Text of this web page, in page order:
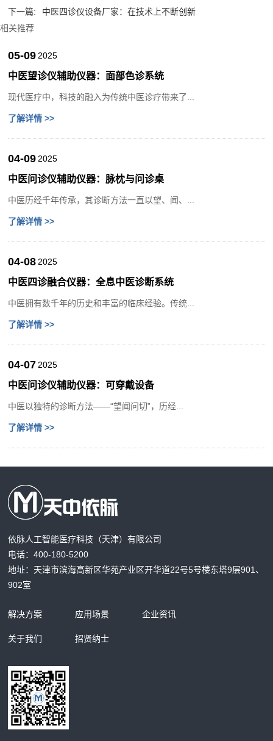
下一篇:
中医四诊仪设备厂家：在技术上不断创新
相关推荐
05-09 2025
中医望诊仪辅助仪器：面部色诊系统
现代医疗中，科技的融入为传统中医诊疗带来了...
了解详情 >>
04-09 2025
中医问诊仪辅助仪器：脉枕与问诊桌
中医历经千年传承，其诊断方法一直以望、闻、...
了解详情 >>
04-08 2025
中医四诊融合仪器：全息中医诊断系统
中医拥有数千年的历史和丰富的临床经验。传统...
了解详情 >>
04-07 2025
中医问诊仪辅助仪器：可穿戴设备
中医以独特的诊断方法——“望闻问切”，历经...
了解详情 >>
依脉人工智能医疗科技（天津）有限公司
电话：400-180-5200
地址：天津市滨海高新区华苑产业区开华道22号5号楼东塔9层901、
902室
解决方案 应用场景 企业资讯
关于我们 招贤纳士